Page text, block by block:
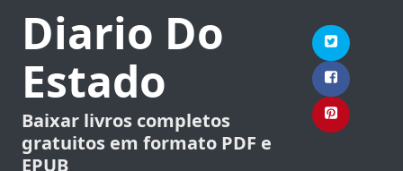
Diario Do
Estado
Baixar livros completos
gratuitos em formato PDF e
EPUB